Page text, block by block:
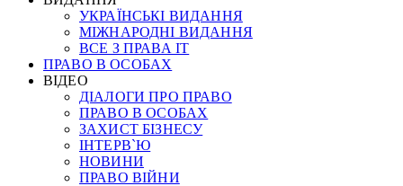
УКРАЇНСЬКІ ВИДАННЯ
МІЖНАРОДНІ ВИДАННЯ
ВСЕ З ПРАВА ІТ
ПРАВО В ОСОБАХ
ВІДЕО
ДІАЛОГИ ПРО ПРАВО
ПРАВО В ОСОБАХ
ЗАХИСТ БІЗНЕСУ
ІНТЕРВ`Ю
НОВИНИ
ПРАВО ВІЙНИ